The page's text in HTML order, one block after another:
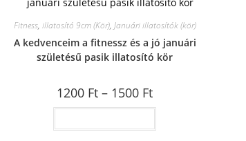
Fitness, illatosító 9cm (Kör), Januári illatosítók (kör)
A kedvenceim a fitnessz és a jó januári
születésű pasik illatosító kör
1200 Ft – 1500 Ft